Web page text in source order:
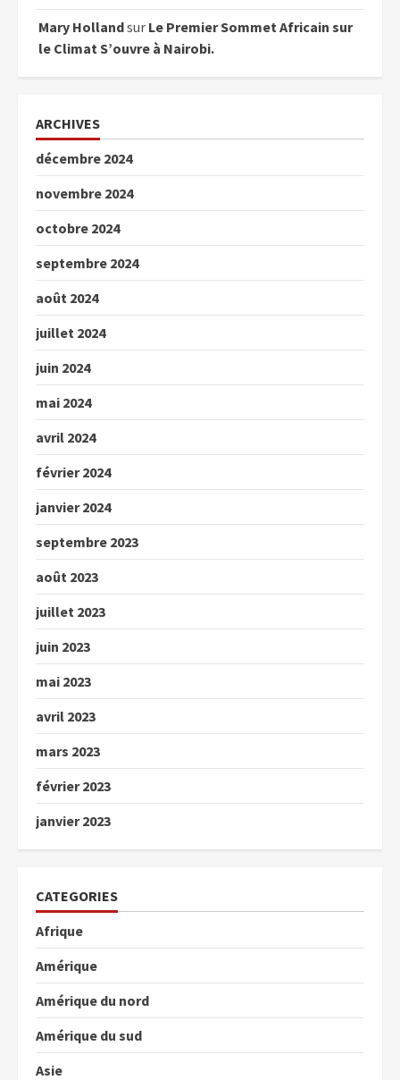
Mary Hollandsur Le Premier Sommet Africain sur
le Climat S’ouvre à Nairobi.
ARCHIVES
décembre 2024
novembre 2024
octobre 2024
septembre 2024
août 2024
juillet 2024
juin 2024
mai 2024
avril 2024
février 2024
janvier 2024
septembre 2023
août 2023
juillet 2023
juin 2023
mai 2023
avril 2023
mars 2023
février 2023
janvier 2023
CATEGORIES
Afrique
Amérique
Amérique du nord
Amérique du sud
Asie